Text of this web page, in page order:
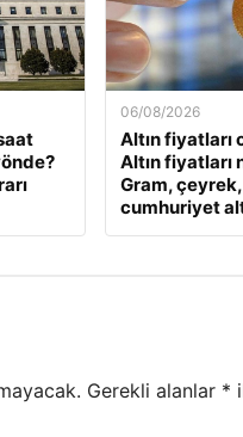
06/08/2026
Altın fiyatları
Altın fiyatları
Gram,
cumhuriyet
Gerekli alanlar *